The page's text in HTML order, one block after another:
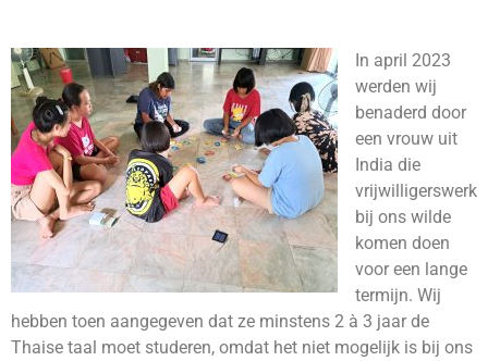
In april 2023
werden wij
benaderd door
een vrouw uit
India die
vrijwilligerswerk
bij ons wilde
komen doen
voor een lange
termijn. Wij
hebben toen aangegeven dat ze minstens 2 à 3 jaar de
Thaise taal moet studeren, omdat het niet mogelijk is bij ons